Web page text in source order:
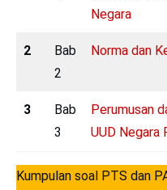
Negara
2
Bab
2
Norma dan
3
Bab
3
Perumusan
UUD Negara
Kumpulan soal PTS dan